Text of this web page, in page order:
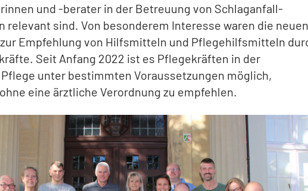
und -berater in der Betreuung von Schlaganfall-
relevant sind. Von besonderem Interesse waren die neuen
Empfehlung von Hilfsmitteln und Pflegehilfsmitteln
Seit Anfang 2022 ist es Pflegekräften in der
unter bestimmten Voraussetzungen möglich,
eine ärztliche Verordnung zu empfehlen.